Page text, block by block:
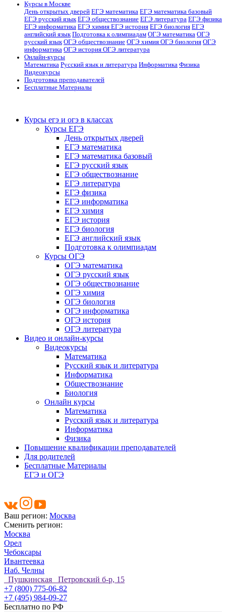
Курсы в Москве
День открытых дверей ЕГЭ математика ЕГЭ математика базовый
ЕГЭ русский язык ЕГЭ обществознание ЕГЭ литература ЕГЭ физика
ЕГЭ информатика ЕГЭ химия ЕГЭ история ЕГЭ биология ЕГЭ
английский язык Подготовка к олимпиадам ОГЭ математика ОГЭ
русский язык ОГЭ обществознание ОГЭ химия ОГЭ биология ОГЭ
информатика ОГЭ история ОГЭ литература
Онлайн-курсы
Математика Русский язык и литература Информатика Физика
Видеокурсы
Подготовка преподавателей
Бесплатные Материалы
Курсы егэ и огэ в классах
Курсы ЕГЭ
День открытых дверей
ЕГЭ математика
ЕГЭ математика базовый
ЕГЭ русский язык
ЕГЭ обществознание
ЕГЭ литература
ЕГЭ физика
ЕГЭ информатика
ЕГЭ химия
ЕГЭ история
ЕГЭ биология
ЕГЭ английский язык
Подготовка к олимпиадам
Курсы ОГЭ
ОГЭ математика
ОГЭ русский язык
ОГЭ обществознание
ОГЭ химия
ОГЭ биология
ОГЭ информатика
ОГЭ история
ОГЭ литература
Видео и онлайн-курсы
Видеокурсы
Математика
Русский язык и литература
Информатика
Обществознание
Биология
Онлайн курсы
Математика
Русский язык и литература
Информатика
Физика
Повышение квалификации преподавателей
Для родителей
Бесплатные Материалы
ЕГЭ и ОГЭ
Ваш регион: Москва
Сменить регион:
Москва
Орел
Чебоксары
Ивантеевка
Наб. Челны
Пушкинская Петровский б-р, 15
+7 (800) 775-06-82
+7 (495) 984-09-27
Бесплатно по РФ